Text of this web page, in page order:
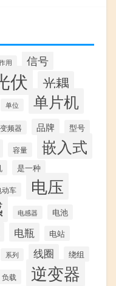
用 信号
伏
光耦
单位 单片机
变频器 品牌 型号
容量 嵌入式
是一种
动车 电压
电感器 电池
电瓶 电站
系列 线圈 绕组
负载 逆变器